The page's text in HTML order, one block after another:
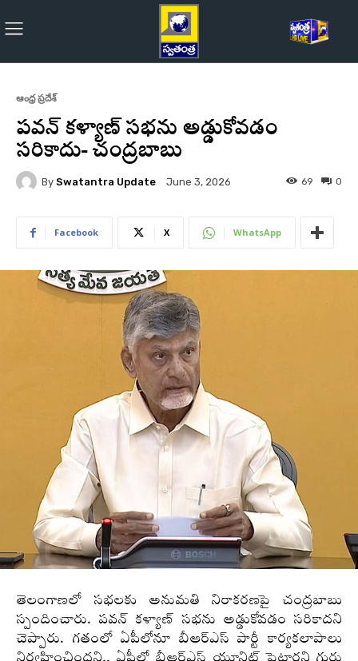
ఆంధ్ర ప్రదేశ్
పవన్‌ కళ్యాణ్‌ సభను అడ్డుకోవడం
సరికాదు- చంద్రబాబు
By Swatantra Update June 3, 2026 0
69
Facebook X WhatsApp
తెలంగాణలో సభలకు అనుమతి నిరాకరణపై చంద్రబాబు
స్పందించారు. పవన్‌ కళ్యాణ్‌ సభను అడ్డుకోవడం సరికాదని
చెప్పారు. గతంలో ఏపీలోనూ బీఆర్‌ఎస్‌ పార్టీ కార్యకలాపాలు